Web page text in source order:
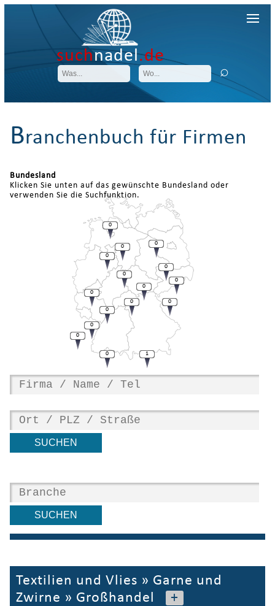
suchnadel.de
Branchenbuch für Firmen
Bundesland
Klicken Sie unten auf das gewünschte Bundesland oder
verwenden Sie die Suchfunktion.
0
0
0
0
0
0
0
0
0
0
0
0
0
0
0
1
Textilien und Vlies » Garne und
Zwirne » Großhandel +